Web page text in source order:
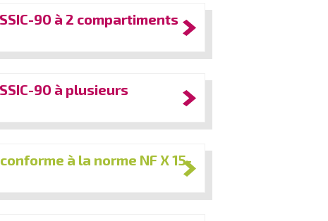
90 à 2 compartiments
90 à plusieurs
à la norme NF X 15-